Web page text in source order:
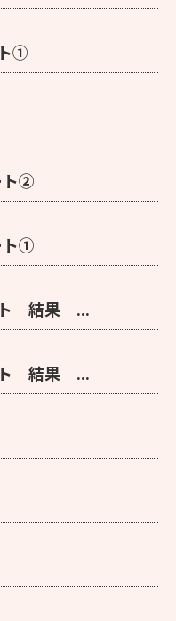
①
ト②
ト①
ト 結果 ...
ト 結果 ...